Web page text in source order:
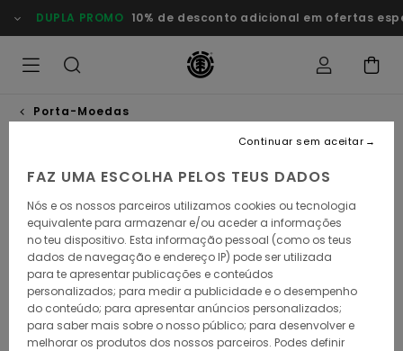
para
a
DUPLA PROMO 10% de desconto adicional em ofertas
Porta-Moedas
FAZ UMA ESCOLHA PELOS TEUS DADOS
Nós e os nossos parceiros utilizamos cookies ou tecnologia
equivalente para armazenar e/ou aceder a informações
no teu dispositivo. Esta informação pessoal (como os teus
dados de navegação e endereço IP) pode ser utilizada
para te apresentar publicações e conteúdos
personalizados; para medir a publicidade e o desempenho
do conteúdo; para apresentar anúncios personalizados;
para saber mais sobre o nosso público; para desenvolver e
melhorar os produtos dos nossos parceiros. Podes definir
Continuar sem aceitar